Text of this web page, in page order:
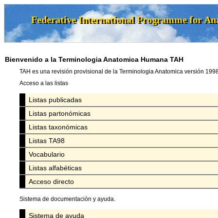
Bienvenido a la Terminologia Anatomica Humana TAH
TAH es una revisión provisional de la Terminologia Anatomica versión
Acceso a las listas
Listas publicadas
Listas partonómicas
Listas taxonómicas
Listas TA98
Vocabulario
Listas alfabéticas
Acceso directo
Sistema de documentación y ayuda.
Sistema de ayuda